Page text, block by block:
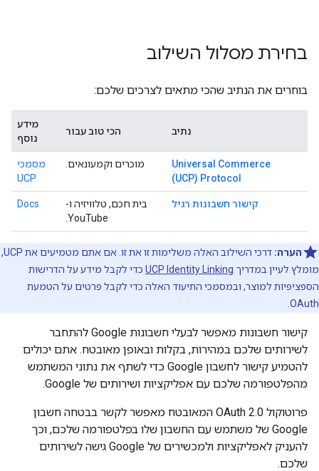
בחירת מסלול השילוב
בוחרים את הנתיב שהכי מתאים לצרכים שלכם:
נתיב הכי טוב עבור
מידע
נוסף
Universal Commerce
Protocol‏ (UCP)
מוכרים וקמעונאים.
מסמכי
UCP
קישור חשבונות רגיל
בית חכם, טלוויזיה ו-
YouTube.
Docs
הערה:
דרכי השילוב האלה משלימות זו את זו. אם אתם מטמיעים את UCP,
מומלץ לעיין במדריך UCP Identity Linking כדי לקבל מידע על הדרישות
הספציפיות למוצר, ובמסמכי התיעוד האלה כדי לקבל פרטים על הטמעת
OAuth.
קישור חשבונות מאפשר לבעלי חשבונות Google להתחבר
לשירותים שלכם במהירות, בקלות ובאופן מאובטח. אתם יכולים
להטמיע קישור לחשבון Google כדי לשתף את נתוני המשתמש
מהפלטפורמה שלכם עם אפליקציות ושירותים של Google.
פרוטוקול OAuth 2.0 המאובטח מאפשר לקשר בבטחה חשבון
Google של משתמש עם החשבון שלו בפלטפורמה שלכם, וכך
להעניק לאפליקציות ולמכשירים של Google גישה לשירותים
שלכם.